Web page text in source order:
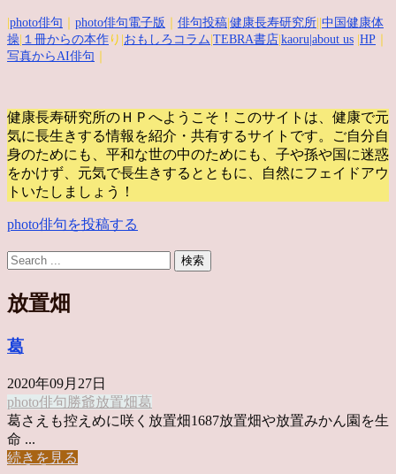
photo俳句 photo俳句電子版 俳句投稿 健康長寿研究所 中国健康体
操 １冊からの本作 り| おもしろコラム TEBRA書店 kaoru |about us HP
写真からAI俳句
健康長寿研究所のＨＰへようこそ！このサイトは、健康で元
気に長生きする情報を紹介・共有するサイトです。
ご自分自
身のためにも、平和な世の中のためにも、子や孫や国に迷惑
をかけず、元気で長生きするとともに、自然にフェイドアウ
トいたしましょう！
photo俳句を投稿する
放置畑
葛
2020年09月27日
photo俳句 勝爺放置畑葛
葛さえも控えめに咲く放置畑1687放置畑や放置みかん園を生
命 ...
続きを見る